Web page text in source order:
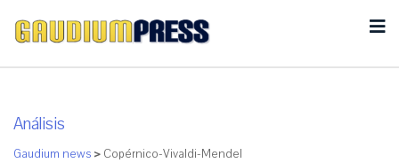
Análisis
Gaudium news > Copérnico-Vivaldi-Mendel